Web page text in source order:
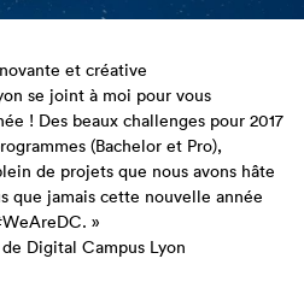
et créative
se joint à moi pour vous
! Des beaux challenges pour 2017
(Bachelor et Pro),
de projets que nous avons hâte
que jamais cette nouvelle année
»
Digital Campus Lyon